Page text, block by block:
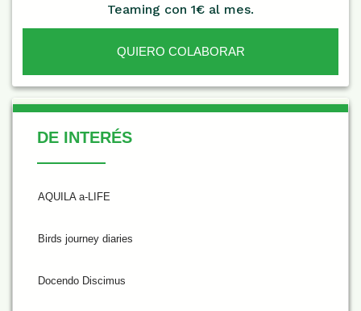
Teaming con 1€ al mes.
QUIERO COLABORAR
De Interés
DE INTERÉS
AQUILA a-LIFE
Birds journey diaries
Docendo Discimus